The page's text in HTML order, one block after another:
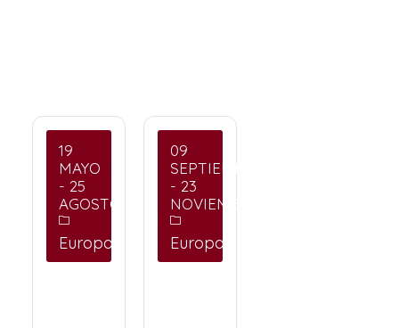
19
MAYO
- 25
AGOSTO
Europa
09
SEPTIEMBRE
- 23
NOVIEMBRE
Europa